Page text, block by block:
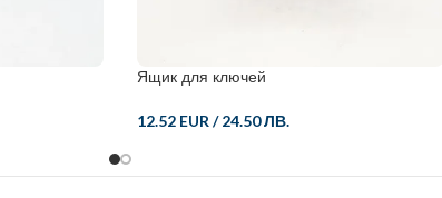
Ящик для ключей
12.52 EUR/24.50 ЛВ.